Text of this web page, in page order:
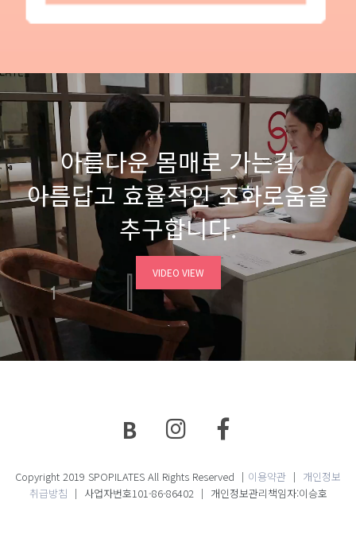
아름다운 몸매로 가는길
아름답고 효율적인 조화로움을
추구합니다.
VIDEO VIEW
B
Copyright 2019 SPOPILATES All Rights Reserved │ 이용약관 │ 개인정보
취급방침 │ 사업자번호101-86-86402 │ 개인정보관리책임자:이승호